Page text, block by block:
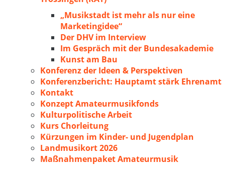
„Musikstadt ist mehr als nur eine
Marketingidee“
Der DHV im Interview
Im Gespräch mit der Bundesakademie
Kunst am Bau
Konferenz der Ideen & Perspektiven
Konferenzbericht: Hauptamt stärk Ehrenamt
Kontakt
Konzept Amateurmusikfonds
Kulturpolitische Arbeit
Kurs Chorleitung
Kürzungen im Kinder- und Jugendplan
Landmusikort 2026
Maßnahmenpaket Amateurmusik